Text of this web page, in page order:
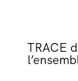
TRACE